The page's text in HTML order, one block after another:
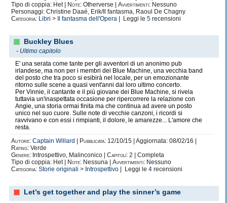
Tipo di coppia: Het |
Note: Otherverse | Avvertimenti: Nessuno
Personaggi: Christine Daaé, Erik/Il fantasma, Raoul De Chagny
Categoria: Libri > Il fantasma dell'Opera | Leggi le 5 recensioni
Buckley Blues
- Ultimo capitolo
E' una serata come tante per gli avventori di un anonimo pub
irlandese, ma non per i membri dei Blue Machine, una vecchia band
del posto che tra poco si esibirà nel locale, per un emozionante
ritorno sulle scene a quasi vent'anni dal loro ultimo concerto.
Per Vinnie, il cantante e il più giovane dei Blue Machine, si rivela
tuttavia un'inaspettata occasione per ripercorrere la relazione con
Angie, una storia ormai finita ma che continua ad avere un posto
unico nel suo cuore. Sulle note di vecchie canzoni, i ricordi si
ravvivano e con essi i rimpianti, il dolore, le amarezze... L'amore che
resta.
Autore: Captain Willard Pubblicata: 12/10/15 | Aggiornata: 08/02/16 |
Rating: Verde
Genere: Introspettivo, Malinconico | Capitoli: 2 | Completa
Tipo di coppia: Het |
Note: Nessuna | Avvertimenti: Nessuno
Categoria: Storie originali > Introspettivo | Leggi le 4 recensioni
Let’s get together and play the sinner’s game